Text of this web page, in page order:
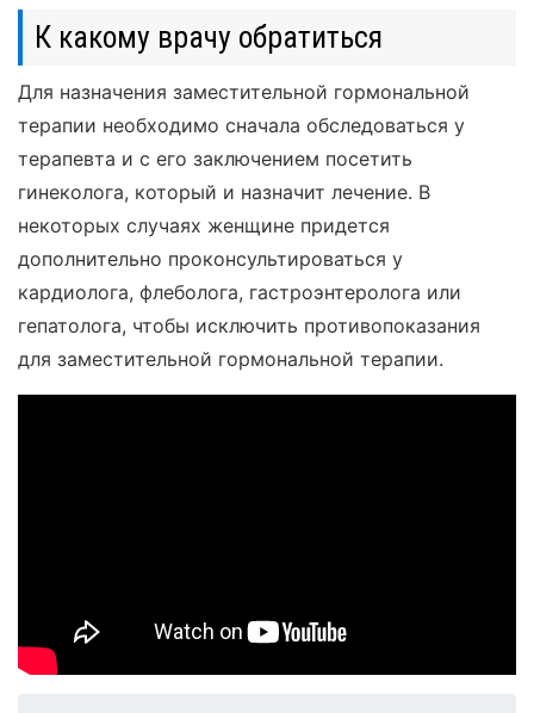
К какому врачу обратиться
Для назначения заместительной гормональной
терапии необходимо сначала обследоваться у
терапевта и с его заключением посетить
гинеколога, который и назначит лечение. В
некоторых случаях женщине придется
дополнительно проконсультироваться у
кардиолога, флеболога, гастроэнтеролога или
гепатолога, чтобы исключить противопоказания
для заместительной гормональной терапии.